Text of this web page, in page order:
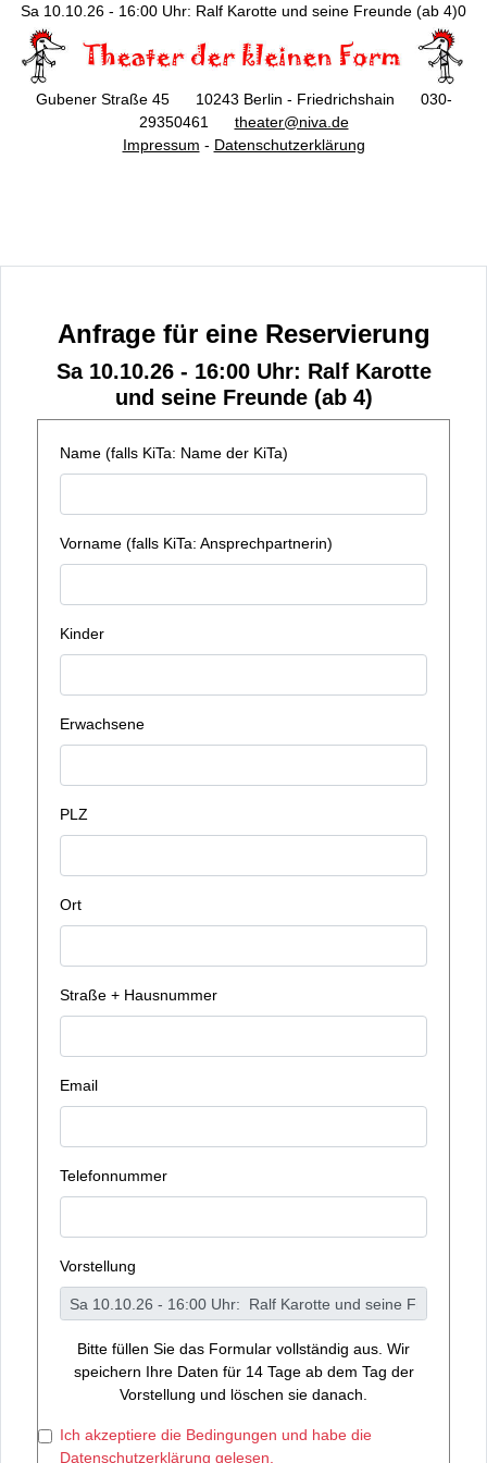
Sa 10.10.26 - 16:00 Uhr: Ralf Karotte und seine Freunde (ab 4)0
Gubener Straße 45 10243 Berlin - Friedrichshain 030-
29350461 theater@niva.de
Impressum - Datenschutzerklärung
Anfrage für eine Reservierung
Sa 10.10.26 - 16:00 Uhr: Ralf Karotte
und seine Freunde (ab 4)
Name (falls KiTa: Name der KiTa)
Vorname (falls KiTa: Ansprechpartnerin)
Kinder
Erwachsene
PLZ
Ort
Straße + Hausnummer
Email
Telefonnummer
Vorstellung
Bitte füllen Sie das Formular vollständig aus. Wir
speichern Ihre Daten für 14 Tage ab dem Tag der
Vorstellung und löschen sie danach.
Ich akzeptiere die Bedingungen und habe die
Datenschutzerklärung gelesen.